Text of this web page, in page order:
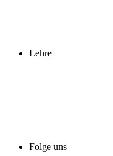
Lehre
Folge uns